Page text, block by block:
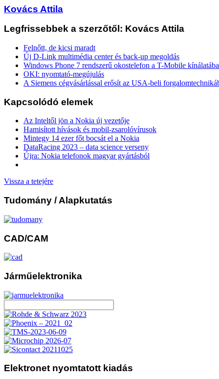
Kovács Attila
Legfrissebbek a szerzőtől: Kovács Attila
Felnőtt, de kicsi maradt
Új D-Link multimédia center és back-up megoldás
Windows Phone 7 rendszerű okostelefon a T-Mobile
OKI: nyomtató-megújulás
A Siemens cégvásárlással erősít az USA-beli
Kapcsolódó elemek
Az Inteltől jön a Nokia új vezetője
Hamisított hívások és mobil-zsarolóvírusok
Mintegy 14 ezer főt bocsát el a Nokia
DataRacing 2023 – data science verseny
Újra: Nokia telefonok magyar gyártásból
Vissza a tetejére
Tudomány / Alapkutatás
CAD/CAM
Járműelektronika
Elektronet nyomtatott kiadás